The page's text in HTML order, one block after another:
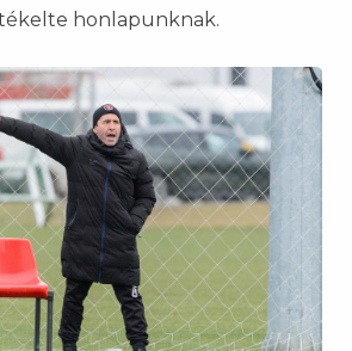
honlapunknak.